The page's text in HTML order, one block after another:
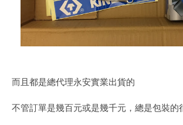
而且都是總代理永安實業出貨的
不管訂單是幾百元或是幾千元，總是包裝的